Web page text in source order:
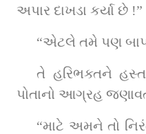
અપાર દાખડા કર્યા છે !”
“એટલે તમે પણ
તે હરિભક્તને
પોતાનો આગ્રહ
“માટે અમને તો